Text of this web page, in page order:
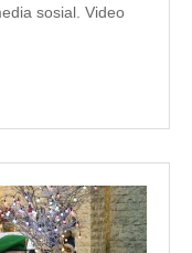
sosial. Video